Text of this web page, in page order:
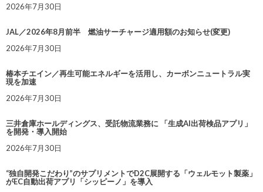
2026年7月30日
JAL／2026年8月前半 燃油サーチャージ適用額のお知らせ(変更)
2026年7月30日
椿本チエイン／再生可能エネルギーを活用し、カーボンニュートラル実
現を加速
2026年7月30日
三井倉庫ホールディングス、受託物流業務に 「生成AI出荷検品アプリ」
を開発・導入開始
2026年7月30日
“独自開発こだわり”のサプリメントでD2C展開する「ウェルモット製薬」
がEC自動出荷アプリ「シッピーノ」を導入